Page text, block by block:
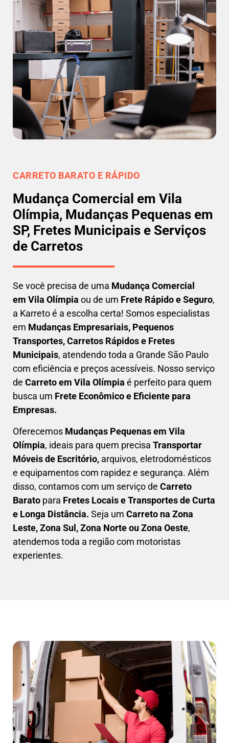
CARRETO BARATO E RÁPIDO
Mudança Comercial em Vila
Olímpia, Mudanças Pequenas em
SP, Fretes Municipais e Serviços
de Carretos
Se você precisa de uma Mudança Comercial
em Vila Olímpia ou de um Frete Rápido e Seguro,
a Karreto é a escolha certa! Somos especialistas
em Mudanças Empresariais, Pequenos
Transportes, Carretos Rápidos e Fretes
Municipais, atendendo toda a Grande São Paulo
com eficiência e preços acessíveis. Nosso serviço
de Carreto em Vila Olímpia é perfeito para quem
busca um Frete Econômico e Eficiente para
Empresas.
Oferecemos Mudanças Pequenas em Vila
Olímpia, ideais para quem precisa Transportar
Móveis de Escritório, arquivos, eletrodomésticos
e equipamentos com rapidez e segurança. Além
disso, contamos com um serviço de Carreto
Barato para Fretes Locais e Transportes de Curta
e Longa Distância. Seja um Carreto na Zona
Leste, Zona Sul, Zona Norte ou Zona Oeste,
atendemos toda a região com motoristas
experientes.